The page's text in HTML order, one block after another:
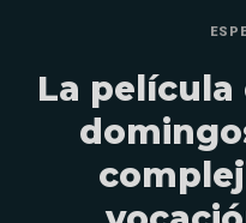
La película